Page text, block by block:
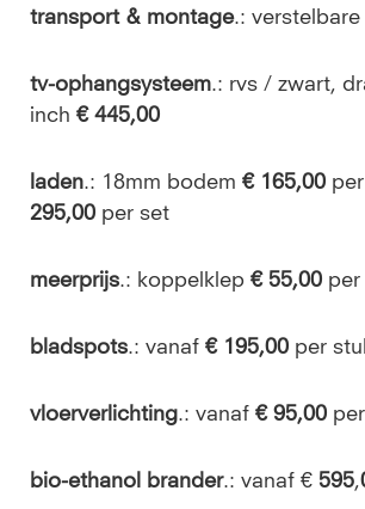
transport & montage.:
tv-ophangsysteem.: rvs / zwart,
inch € 445,00
laden.: 18mm bodem € 165,00
295,00 per set
meerprijs.: koppelklep € 55,00 per
bladspots.: vanaf € 195,00 per
vloerverlichting.: vanaf € 95,00
bio-ethanol brander.: vanaf € 595,